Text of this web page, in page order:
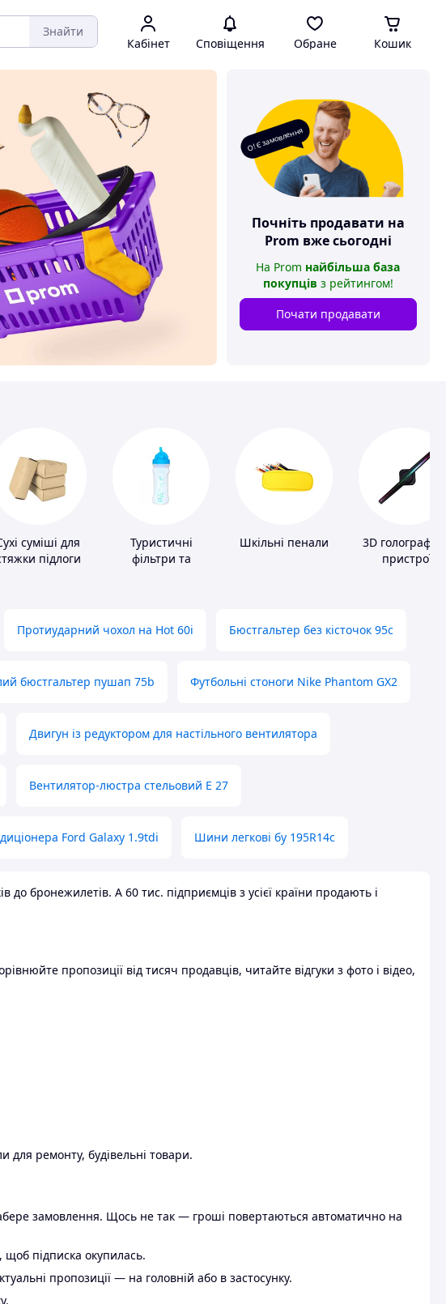
Знайти
Кабінет Сповіщення Обране Кошик
О! Є замовлення
Почніть продавати на
Prom вже сьогодні
На Prom найбільша база
покупців з рейтингом!
Почати продавати
суміші для
підлоги
Туристичні
фільтри та
Шкільні пенали
3D
пристрої
Протиударний чохол на Hot 60i Бюстгальтер без кісточок 95с
бюстгальтер пушап 75b Футбольні стоноги Nike Phantom GX2
Двигун із редуктором для настільного вентилятора
Вентилятор-люстра стельовий E 27
Ford Galaxy 1.9tdi Шини легкові бу 195R14c
бронежилетів. А 60 тис. підприємців з усієї країни продають і
пропозиції від тисяч продавців, читайте відгуки з фото і відео,
для ремонту, будівельні товари.
замовлення. Щось не так — гроші повертаються автоматично на
щоб підписка окупилась.
пропозиції — на головній або в застосунку.